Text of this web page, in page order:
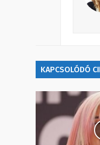
KAPCSOLÓDÓ